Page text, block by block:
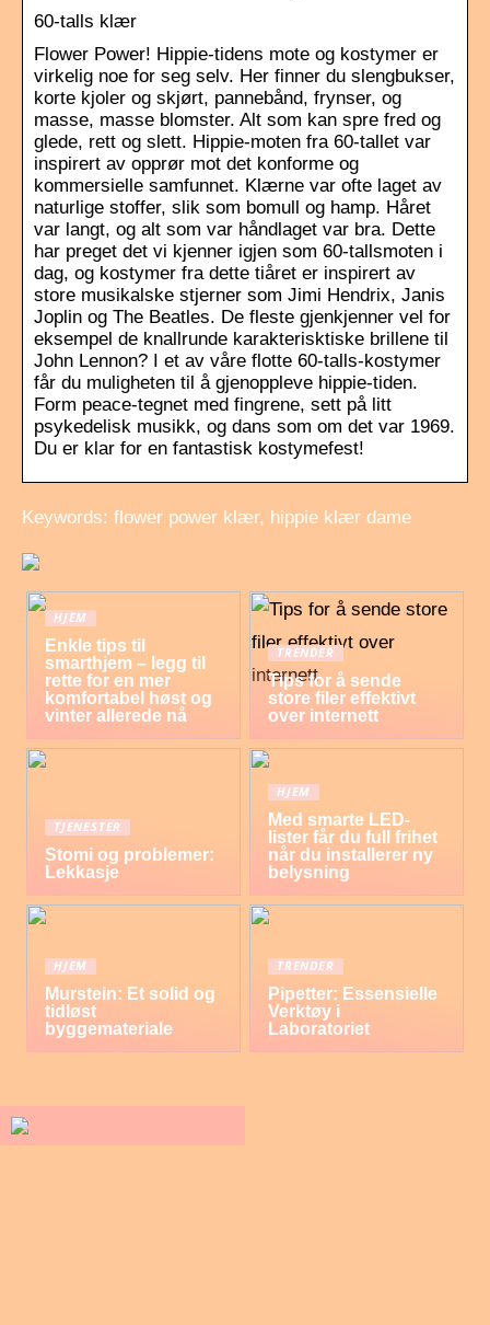
60-talls klær
Flower Power! Hippie-tidens mote og kostymer er
virkelig noe for seg selv. Her finner du slengbukser,
korte kjoler og skjørt, pannebånd, frynser, og
masse, masse blomster. Alt som kan spre fred og
glede, rett og slett. Hippie-moten fra 60-tallet var
inspirert av opprør mot det konforme og
kommersielle samfunnet. Klærne var ofte laget av
naturlige stoffer, slik som bomull og hamp. Håret
var langt, og alt som var håndlaget var bra. Dette
har preget det vi kjenner igjen som 60-tallsmoten i
dag, og kostymer fra dette tiåret er inspirert av
store musikalske stjerner som Jimi Hendrix, Janis
Joplin og The Beatles. De fleste gjenkjenner vel for
eksempel de knallrunde karakterisktiske brillene til
John Lennon? I et av våre flotte 60-talls-kostymer
får du muligheten til å gjenoppleve hippie-tiden.
Form peace-tegnet med fingrene, sett på litt
psykedelisk musikk, og dans som om det var 1969.
Du er klar for en fantastisk kostymefest!
Keywords: flower power klær, hippie klær dame
HJEM
Enkle tips til
smarthjem – legg til
rette for en mer
komfortabel høst og
vinter allerede nå
TRENDER
Tips for å sende
store filer effektivt
over internett
TJENESTER
Stomi og problemer:
Lekkasje
HJEM
Med smarte LED-
lister får du full frihet
når du installerer ny
belysning
HJEM
Murstein: Et solid og
tidløst
byggemateriale
TRENDER
Pipetter: Essensielle
Verktøy i
Laboratoriet